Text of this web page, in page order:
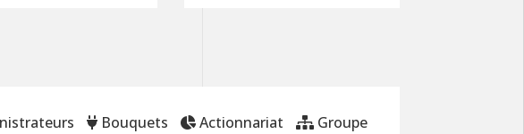
Bouquets Actionnariat Groupe